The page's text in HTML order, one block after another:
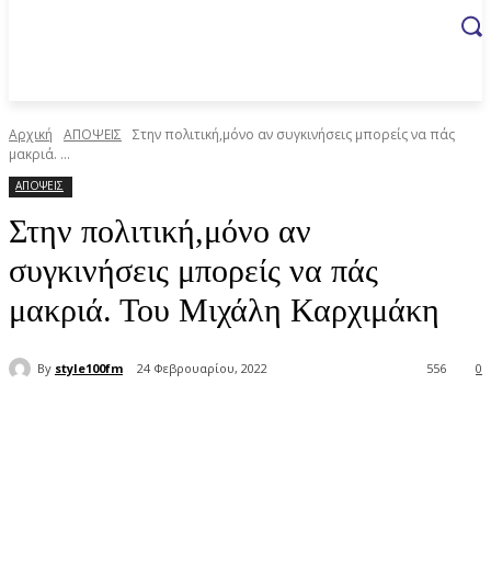
Αρχική ΑΠΟΨΕΙΣ
Στην πολιτική,μόνο αν συγκινήσεις μπορείς να πάς
μακριά. ...
ΑΠΟΨΕΙΣ
Στην πολιτική,μόνο αν
συγκινήσεις μπορείς να πάς
μακριά. Του Μιχάλη Καρχιμάκη
By style100fm 24 Φεβρουαρίου, 2022 0
556